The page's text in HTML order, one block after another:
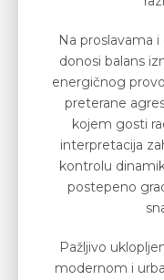
Na proslavama
donosi balans
energičnog
preterane
kojem gosti
interpretacija
kontrolu
postepeno
Pažljivo
modernom i